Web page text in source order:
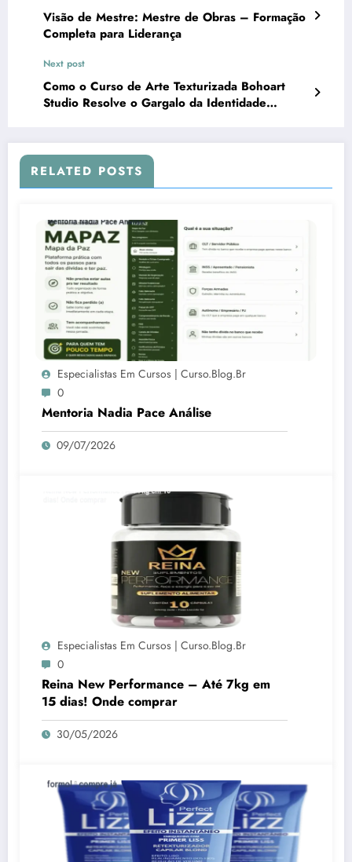
Visão de Mestre: Mestre de Obras – Formação
Completa para Liderança
Next post
Como o Curso de Arte Texturizada Bohoart
Studio Resolve o Gargalo da Identidade
RELATED POSTS
Especialistas Em Cursos | Curso.blog.br
0
Mentoria Nadia Pace Análise
09/07/2026
Especialistas Em Cursos | Curso.blog.br
0
Reina New Performance – Até 7kg em
15 dias! Onde comprar
30/05/2026